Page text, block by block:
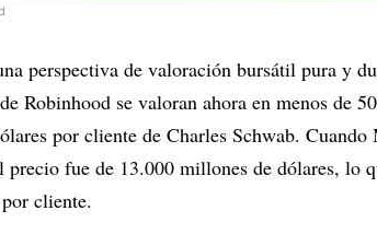
perspectiva de valoración bursátil pura y
Robinhood se valoran ahora en menos de
por cliente de Charles Schwab.
precio fue de 13.000 millones de dólares, lo
cliente.